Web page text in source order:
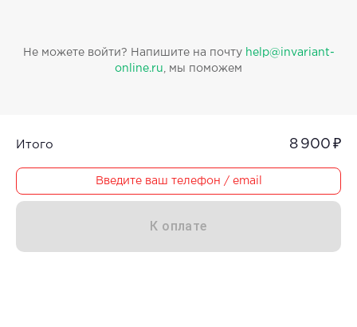
Не можете войти? Напишите на почту help@invariant-
online.ru , мы поможем
Итого 8 900 ₽
Введите ваш телефон / email
К оплате